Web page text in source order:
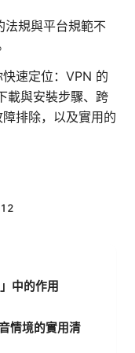
法規與平台規範不
速定位：VPN 的
載與安裝步驟、跨
排除，以及實用的
中的作用
情境的實用清